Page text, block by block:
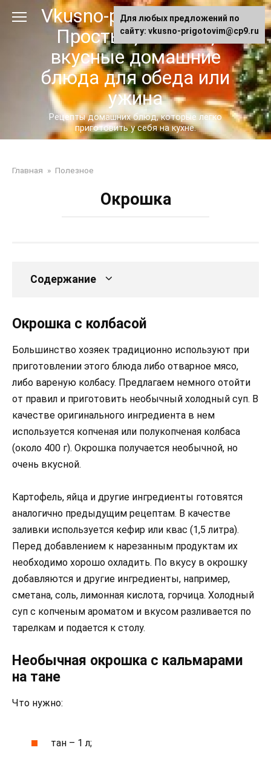
Vkusno-prigotovim.ru -
Простые, сытные,
вкусные домашние
блюда для обеда или
ужина
Рецепты домашних блюд, которые легко
приготовить у себя на кухне.
Главная » Полезное
Окрошка
Содержание
Окрошка с колбасой
Большинство хозяек традиционно используют при
приготовлении этого блюда либо отварное мясо,
либо вареную колбасу. Предлагаем немного отойти
от правил и приготовить необычный холодный суп. В
качестве оригинального ингредиента в нем
используется копченая или полукопченая колбаса
(около 400 г). Окрошка получается необычной, но
очень вкусной.
Картофель, яйца и другие ингредиенты готовятся
аналогично предыдущим рецептам. В качестве
заливки используется кефир или квас (1,5 литра).
Перед добавлением к нарезанным продуктам их
необходимо хорошо охладить. По вкусу в окрошку
добавляются и другие ингредиенты, например,
сметана, соль, лимонная кислота, горчица. Холодный
суп с копченым ароматом и вкусом разливается по
тарелкам и подается к столу.
Необычная окрошка с кальмарами
на тане
Что нужно:
тан – 1 л;
Для любых предложений по
сайту: vkusno-prigotovim@cp9.ru